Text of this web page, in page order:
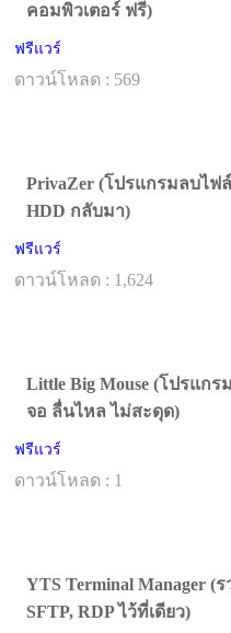
คอมพิวเตอร์ ฟรี)
ฟรีแวร์
ดาวน์โหลด : 569
PrivaZer (โปรแกรมลบไฟ
HDD กลับมา)
ฟรีแวร์
ดาวน์โหลด : 1,624
Little Big Mouse (โปรแก
จอ ลื่นไหล ไม่สะดุด)
ฟรีแวร์
ดาวน์โหลด : 1
YTS Terminal Manager (
SFTP, RDP ไว้ที่เดียว)